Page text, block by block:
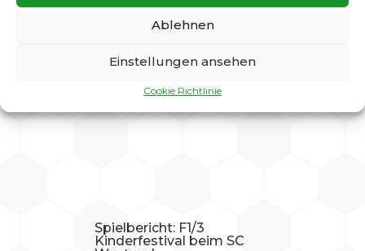
Ablehnen
Einstellungen ansehen
Cookie Richtlinie
Turniersieg für Team White,
starke Auftritte von Team...
Spielbericht: F1/3
Kinderfestival beim SC